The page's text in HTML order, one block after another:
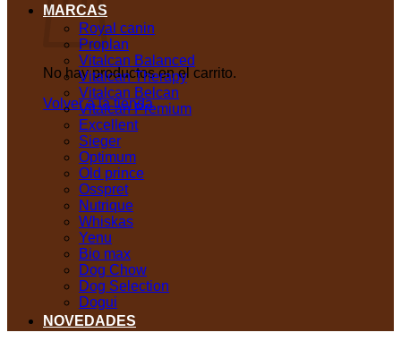
No hay productos en el carrito.
Volver a la tienda
MARCAS
Royal canin
Proplan
Vitalcan Balanced
Vitalcan Therapy
Vitalcan Belcan
Vitalcan Premium
Excellent
Sieger
Optimum
Old prince
Osspret
Nutrique
Whiskas
Yenu
Bio max
Dog Chow
Dog Selection
Dogui
NOVEDADES